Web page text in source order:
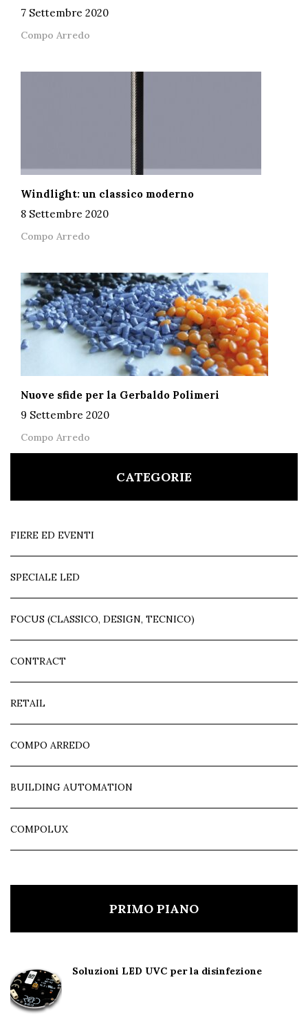
7 Settembre 2020
Compo Arredo
Windlight: un classico moderno
8 Settembre 2020
Compo Arredo
Nuove sfide per la Gerbaldo Polimeri
9 Settembre 2020
Compo Arredo
CATEGORIE
FIERE ED EVENTI
SPECIALE LED
FOCUS (CLASSICO, DESIGN, TECNICO)
CONTRACT
RETAIL
COMPO ARREDO
BUILDING AUTOMATION
COMPOLUX
PRIMO PIANO
Soluzioni LED UVC per la disinfezione